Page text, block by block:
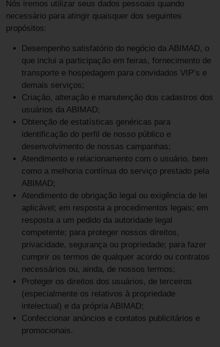
Nós iremos utilizar seus dados pessoais quando
necessário para atingir quaisquer dos seguintes
propósitos:
Desempenho satisfatório do negócio da ABIMAD, o
que inclui a participação em feiras, fornecimento de
transporte e hospedagem para convidados VIP’s e
demais serviços;
Criação, alteração e manutenção dos cadastros dos
usuários da ABIMAD;
Obtenção de estatísticas genéricas para
identificação do perfil de nosso público e
desenvolvimento de nossas campanhas;
Atendimento e relacionamento com o usuário, bem
como a melhoria contínua do serviço prestado pela
ABIMAD;
Atendimento de obrigação legal ou exigência de lei
aplicável; em resposta a procedimentos legais; em
resposta a um pedido da autoridade legal
competente; para proteger nossos direitos,
privacidade, segurança ou propriedade; para fazer
cumprir os termos de qualquer acordo ou contratos
necessários ou, ainda, de nossos termos;
Proteger os direitos dos usuários, de terceiros
(especialmente os relativos à propriedade
intelectual) e da própria ABIMAD;
Confeccionar anúncios e contatos publicitários e
promocionais.